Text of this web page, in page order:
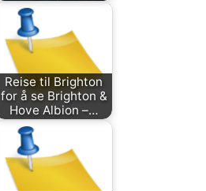
Reise til Brighton
for å se Brighton &
Hove Albion –…